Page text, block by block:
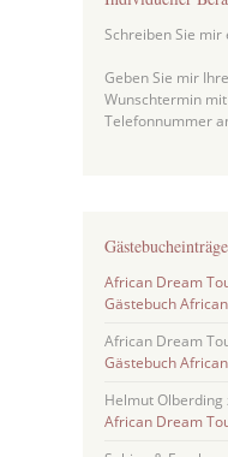
Schreiben Sie mir
Geben Sie mir
Wunschtermin mit
Telefonnummer
Gästebucheinträge
African Dream
Gästebuch
African Dream
Gästebuch
Helmut Olberding
African Dream